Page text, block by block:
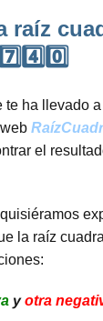
raíz
ha llevado
el
la raíz
yotra